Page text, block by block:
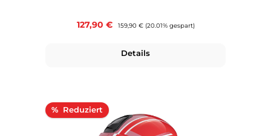
Verkaufspreis:
127,90 € Regulärer Preis:
159,90 € (20.01% gespart)
Details
% Rabatt